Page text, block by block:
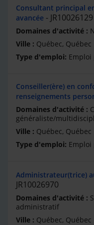
Consultant principal
avancée
JR10026129
Québec, Québec
Conseiller(ère) en
renseignements
généraliste/
Québec, Québec
Administrateur(trice)
JR10026970
administratif
Québec, Québec